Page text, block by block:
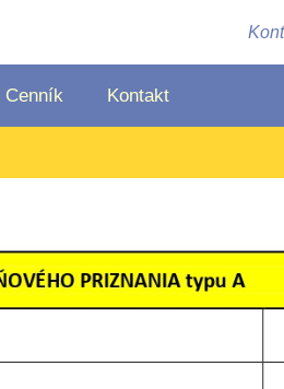
Cenník Kontakt